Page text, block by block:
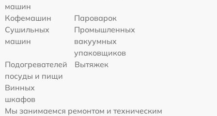
машин
Кофемашин
Пароварок
Сушильных
машин
Промышленных
вакуумных
упаковщиков
Подогревателей
посуды и пищи
Вытяжек
Винных
шкафов
Мы занимаемся ремонтом и техническим